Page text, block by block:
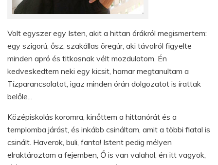
Volt egyszer egy Isten, akit a hittan órákról megismertem:
egy szigorú, ősz, szakállas öregúr, aki távolról figyelte
minden apró és titkosnak vélt mozdulatom. Én
kedveskedtem neki egy kicsit, hamar megtanultam a
Tízparancsolatot, igaz minden órán dolgozatot is írattak
belőle...
Középiskolás koromra, kinőttem a hittanórát és a
templomba járást, és inkább csináltam, amit a többi fiatal is
csinált. Haverok, buli, fanta! Istent pedig mélyen
elraktároztam a fejemben, Ő is van valahol, én itt vagyok,